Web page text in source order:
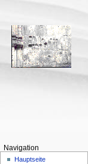
Navigation
Hauptseite